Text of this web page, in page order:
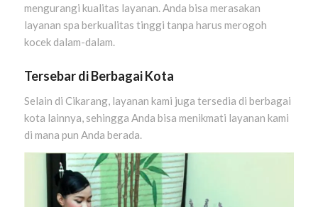
mengurangi kualitas layanan. Anda bisa merasakan
layanan spa berkualitas tinggi tanpa harus merogoh
kocek dalam-dalam.
Tersebar di Berbagai Kota
Selain di Cikarang, layanan kami juga tersedia di berbagai
kota lainnya, sehingga Anda bisa menikmati layanan kami
di mana pun Anda berada.